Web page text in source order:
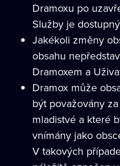
Dramoxu po
Služby je
Jakékoli změny
obsahu
Dramoxem a
Dramox může
být považovány
mladistvé a které
vnímány jako
V takových